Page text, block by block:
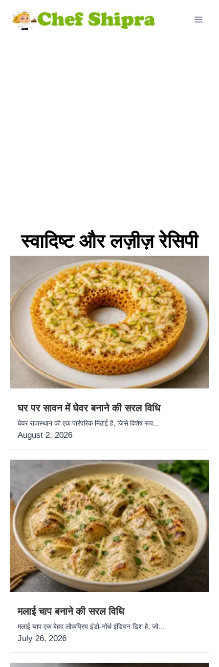
स्वादिष्ट और लज़ीज़ रेसिपी
घर पर सावन में घेवर बनाने की सरल विधि
घेवर राजस्थान की एक पारंपरिक मिठाई है, जिसे विशेष रूप...
August 2, 2026
मलाई चाप बनाने की सरल विधि
मलाई चाप एक बेहद लोकप्रिय इंडो-नॉर्थ इंडियन डिश है, जो...
July 26, 2026